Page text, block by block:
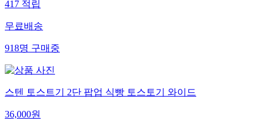
417적립
무료배송
918명구매중
스텐 토스트기 2단 팝업 식빵 토스토기 와이드
36,000원